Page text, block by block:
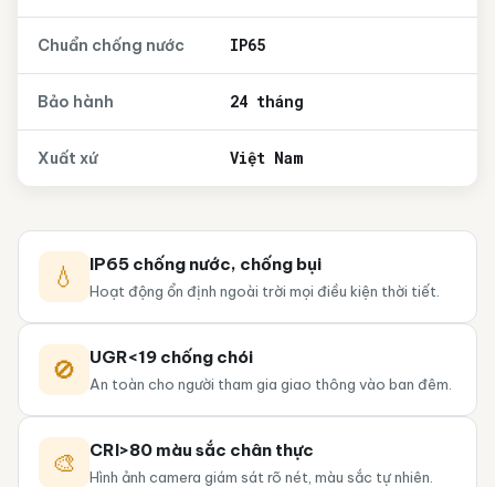
Chuẩn chống nước IP65
Bảo hành 24 tháng
Xuất xứ Việt Nam
💧 IP65 chống nước, chống bụi
Hoạt động ổn định ngoài trời mọi điều kiện thời tiết.
🚫 UGR<19 chống chói
An toàn cho người tham gia giao thông vào ban đêm.
🎨 CRI>80 màu sắc chân thực
Hình ảnh camera giám sát rõ nét, màu sắc tự nhiên.